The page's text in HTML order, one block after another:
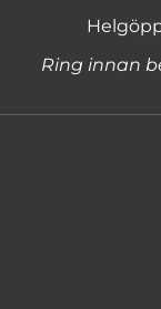
Ring innan